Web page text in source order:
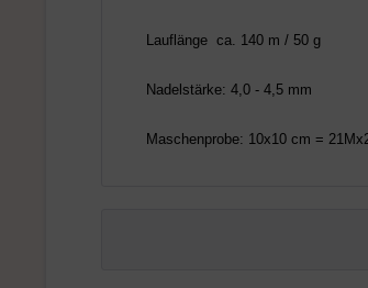
Lauflänge ca. 140 m / 50 g
Nadelstärke: 4,0 - 4,5 mm
Maschenprobe: 10x10 cm =